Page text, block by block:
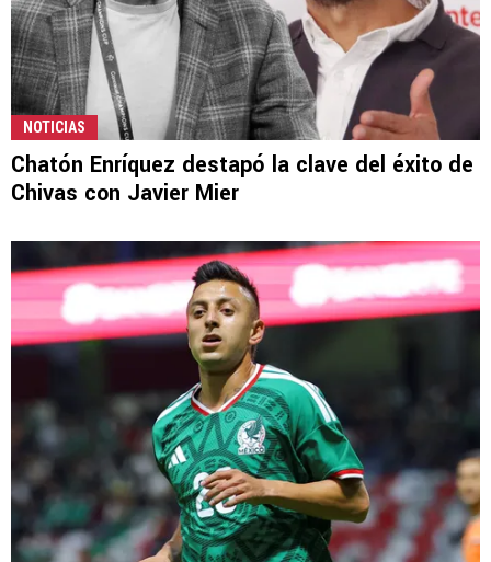
NOTICIAS
Chatón Enríquez destapó la clave del éxito de
Chivas con Javier Mier